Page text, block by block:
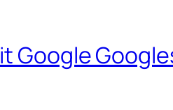
Google